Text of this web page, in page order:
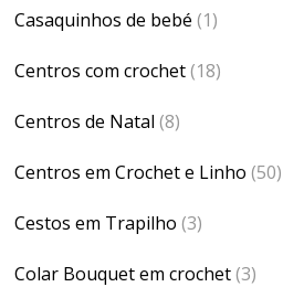
Casaquinhos de bebé (1)
Centros com crochet(18)
Centros de Natal (8)
Centros em Crochet e Linho (50)
Cestos em Trapilho (3)
Colar Bouquet em crochet(3)